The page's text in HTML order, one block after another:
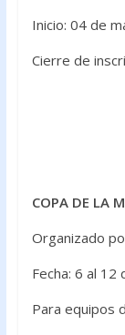
Inicio: 04 de
Cierre de
COPA DE LA
Organizado
Fecha: 6 al
Para equipos